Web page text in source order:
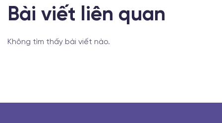
Bài viết liên quan
Không tìm thấy bài viết nào.